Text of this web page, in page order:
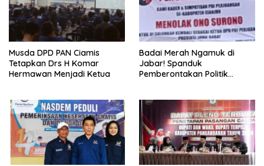
Musda DPD PAN Ciamis
Tetapkan Drs H Komar
Hermawan Menjadi Ketua
Badai Merah Ngamuk di
Jabar! Spanduk
Pemberontakan Politik
Surono Jadi Calon Ketua
DPD PDI Perjuangan!